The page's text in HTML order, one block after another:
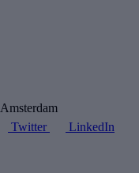
Amsterdam
Twitter LinkedIn